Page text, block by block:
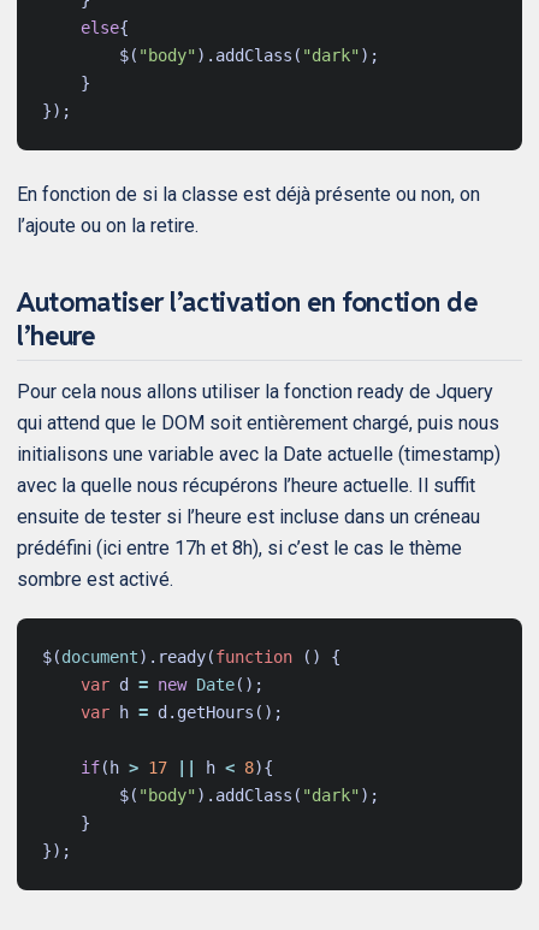
else{
$( "body" ). addClass ( "dark" );
}
});
En fonction de si la classe est déjà présente ou non, on
l’ajoute ou on la retire.
Automatiser l’activation en fonction de
l’heure
Pour cela nous allons utiliser la fonction ready de Jquery
qui attend que le DOM soit entièrement chargé, puis nous
initialisons une variable avec la Date actuelle (timestamp)
avec la quelle nous récupérons l’heure actuelle. Il suffit
ensuite de tester si l’heure est incluse dans un créneau
prédéfini (ici entre 17h et 8h), si c’est le cas le thème
sombre est activé.
$(document). ready(function ()
{
var d = new Date();
var
h = d . getHours ();
if( h > 17 h < 8){
$( "body" ). addClass ( "dark" );
}
});